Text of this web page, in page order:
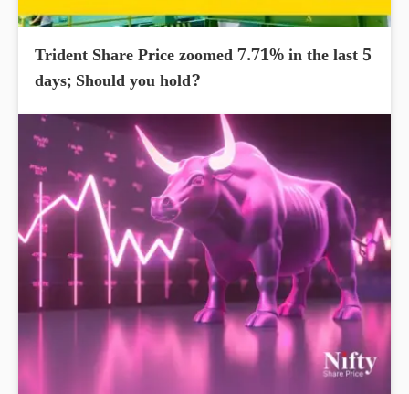
Trident Share Price zoomed 7.71% in the last 5
days; Should you hold?